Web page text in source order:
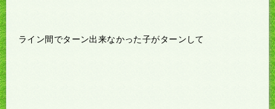
ライン間でターン出来なかった子がターンして